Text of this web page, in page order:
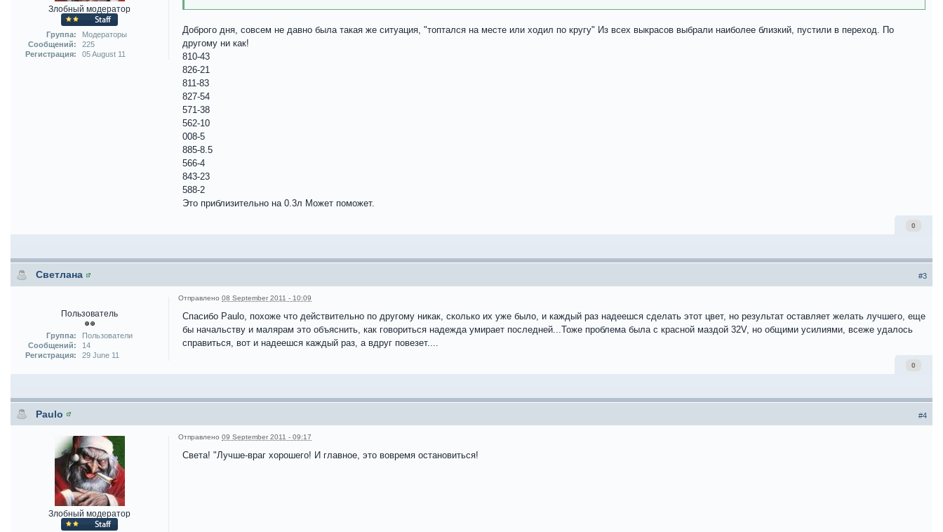
Злобный модератор
Группа:
Модераторы
Сообщений:
225
Регистрация:
05 August 11
Доброго дня, совсем не давно была такая же ситуация, "топтался на месте или ходил по кругу" Из всех выкрасов выбрали наиболее близкий, пустили в переход. По
другому ни как!
810-43
826-21
811-83
827-54
571-38
562-10
008-5
885-8.5
566-4
843-23
588-2
Это приблизительно на 0.3л Может поможет.
0
#3
Светлана
Пользователь
Группа:
Пользователи
Сообщений:
14
Регистрация:
29 June 11
Отправлено 08 September 2011 - 10:09
Спасибо Paulo, похоже что действительно по другому никак, сколько их уже было, и каждый раз надеешся сделать этот цвет, но результат оставляет желать лучшего, еще
бы начальству и малярам это объяснить, как говориться надежда умирает последней...Тоже проблема была с красной маздой 32V, но общими усилиями, всеже удалось
справиться, вот и надеешся каждый раз, а вдруг повезет....
0
#4
Paulo
Злобный модератор
Отправлено 09 September 2011 - 09:17
Света! "Лучше-враг хорошего! И главное, это вовремя остановиться!